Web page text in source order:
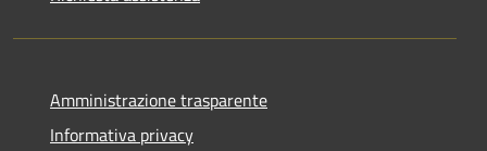
Amministrazione trasparente
Informativa privacy